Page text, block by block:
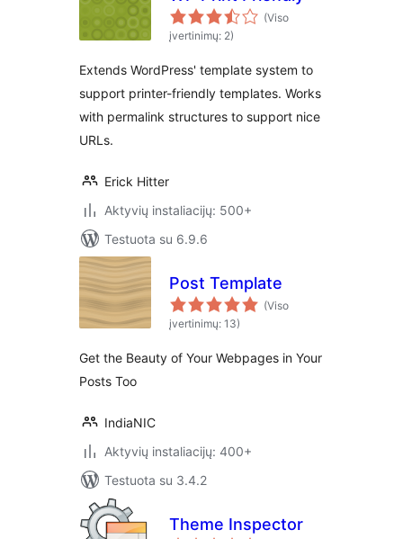
(Viso
įvertinimų: 2)
Extends WordPress' template system to
support printer-friendly templates. Works
with permalink structures to support nice
URLs.
Erick Hitter
Aktyvių instaliacijų: 500+
Testuota su 6.9.6
Post Template
(Viso
įvertinimų: 13)
Get the Beauty of Your Webpages in Your
Posts Too
IndiaNIC
Aktyvių instaliacijų: 400+
Testuota su 3.4.2
Theme Inspector